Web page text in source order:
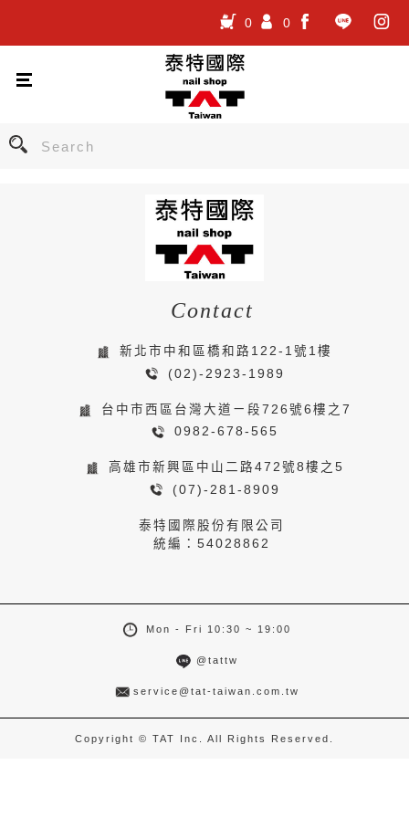
0
0
Contact
新北市中和區橋和路122-1號1樓
(02)-2923-1989
台中市西區台灣大道ㄧ段726號6樓之7
0982-678-565
高雄市新興區中山二路472號8樓之5
(07)-281-8909
泰特國際股份有限公司
統編：54028862
Mon - Fri 10:30 ~ 19:00
@tattw
service@tat-taiwan.com.tw
Copyright © TAT Inc. All Rights Reserved.